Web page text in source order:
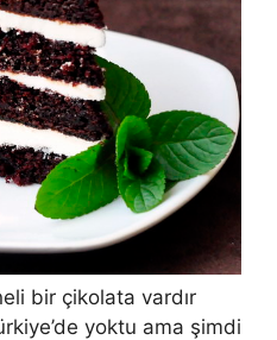
bir çikolata vardır
yoktu ama şimdi